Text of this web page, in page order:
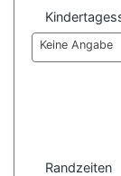
Keine Angabe
Randzeiten